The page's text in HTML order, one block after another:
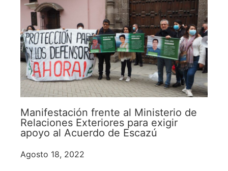
Manifestación frente al Ministerio de
Relaciones Exteriores para exigir
apoyo al Acuerdo de Escazú
Agosto 18, 2022